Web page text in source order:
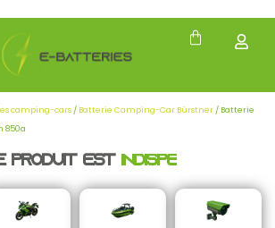
camping-cars / Batterie Camping-Car Bürstner / Batterie
850a
produit estin dispens